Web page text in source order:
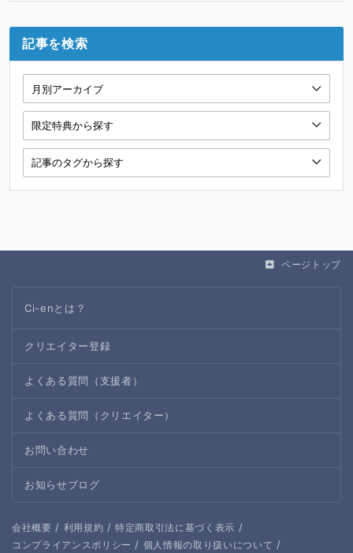
記事を検索
ページトップ
Ci-enとは？
クリエイター登録
よくある質問（支援者）
よくある質問（クリエイター）
お問い合わせ
お知らせブログ
会社概要 / 利用規約 / 特定商取引法に基づく表示 /
コンプライアンスポリシー / 個人情報の取り扱いについて /